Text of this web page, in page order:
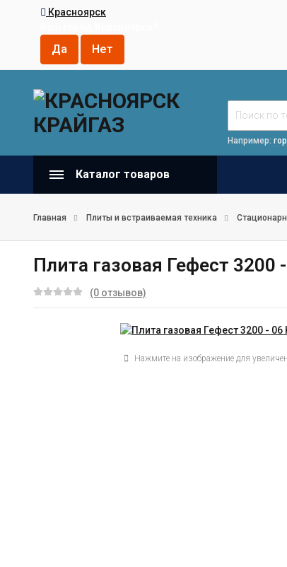
Красноярск
Например:
Каталог товаров
Главная Плиты и встраиваемая техника
Плита газовая Гефест 3200
(0 отзывов)
Нажмите на изображение для